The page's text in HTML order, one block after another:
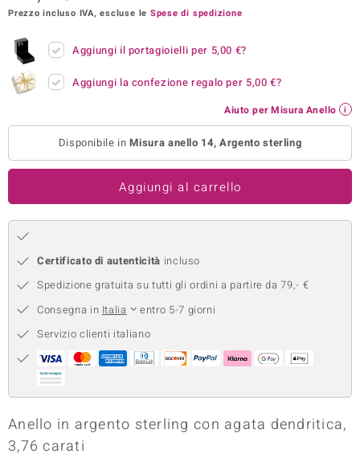
Prezzo incluso IVA, escluse le Spese di spedizione
Aggiungi il portagioielli per 5,00 €?
Aggiungi la confezione regalo per 5,00 €?
Aiuto per Misura Anello
Disponibile inMisura anello 14, Argento sterling
Aggiungi al carrello
Certificato di autenticità incluso
Spedizione gratuita su tutti gli ordini a partire da 79,- €
Consegna in Italia
entro 5-7 giorni
Servizio clienti italiano
Anello in argento sterling con agata dendritica,
3,76 carati